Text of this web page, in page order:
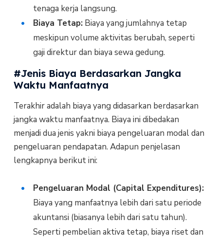
tenaga kerja langsung.
Biaya Tetap:Biaya yang jumlahnya tetap
meskipun volume aktivitas berubah, seperti
gaji direktur dan biaya sewa gedung.
#Jenis Biaya Berdasarkan Jangka
Waktu Manfaatnya
Terakhir adalah biaya yang didasarkan berdasarkan
jangka waktu manfaatnya. Biaya ini dibedakan
menjadi dua jenis yakni biaya pengeluaran modal dan
pengeluaran pendapatan. Adapun penjelasan
lengkapnya berikut ini:
Pengeluaran Modal (Capital Expenditures):
Biaya yang manfaatnya lebih dari satu periode
akuntansi (biasanya lebih dari satu tahun).
Seperti pembelian aktiva tetap, biaya riset dan